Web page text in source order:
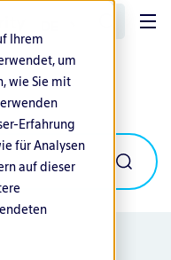
Ihrem
um
wie Sie mit
Erfahrung
für Analysen
auf dieser